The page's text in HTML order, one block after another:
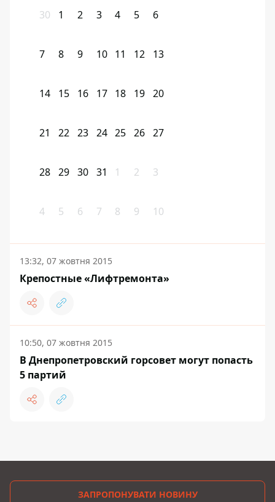
30 1 2 3 4 5 6
7 8 9 10 11 12 13
14 15 16 17 18 19 20
21 22 23 24 25 26 27
28 29 30 31 1 2 3
4 5 6 7 8 9 10
13:32, 07 жовтня 2015
Крепостные «Лифтремонта»
10:50, 07 жовтня 2015
В Днепропетровский горсовет могут попасть
5 партий
ЗАПРОПОНУВАТИ НОВИНУ